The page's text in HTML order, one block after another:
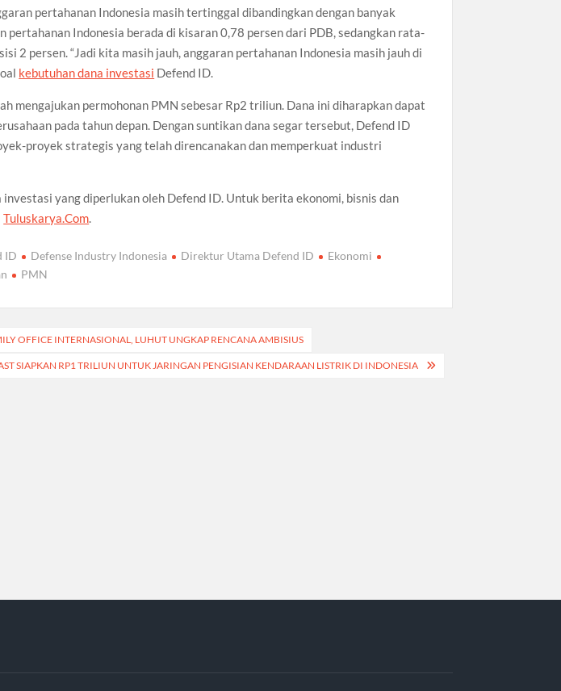
pertahanan Indonesia masih tertinggal dibandingkan dengan banyak
pertahanan Indonesia berada di kisaran 0,78 persen dari PDB, sedangkan rata-
2 persen. “Jadi kita masih jauh, anggaran pertahanan Indonesia masih jauh di
kebutuhan dana investasi Defend ID.
mengajukan permohonan PMN sebesar Rp2 triliun. Dana ini diharapkan dapat
pada tahun depan. Dengan suntikan dana segar tersebut, Defend ID
proyek strategis yang telah direncanakan dan memperkuat industri
yang diperlukan oleh Defend ID. Untuk berita ekonomi, bisnis dan
Tuluskarya.Com.
ID Defense Industry Indonesia Direktur Utama Defend ID
Ekonomi
PMN
OFFICE INTERNASIONAL, LUHUT UNGKAP RENCANA AMBISIUS
SIAPKAN RP1 TRILIUN UNTUK JARINGAN PENGISIAN KENDARAAN LISTRIK DI INDONESIA